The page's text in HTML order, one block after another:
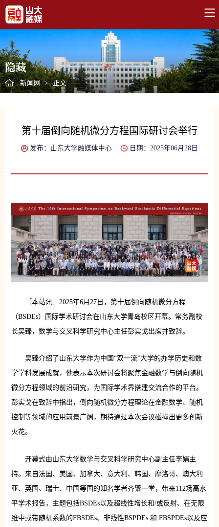
隐藏
新闻网 > 正文
第十届倒向随机微分方程国际研讨会举行
发布：山东大学融媒体中心 日期：2025年06月28日
［本站讯］2025年6月27日，第十届倒向随机微分方程
（BSDEs）国际学术研讨会在山东大学青岛校区开幕。 常务副校
长吴臻， 数学与交叉科学研究中心主任彭实戈出席并致辞。
吴臻介绍了山东大学作为中国“双一流”大学的办学历史和数
学学科发展成就，他表示本次研讨会将聚焦金融数学与倒向随机
微分方程领域的前沿研究，为国际学术界搭建交流合作的平台。
彭实戈在致辞中指出，倒向随机微分方程理论在金融数学、随机
控制等领域的应用前景广阔，期待通过本次会议碰撞出更多创新
火花。
开幕式由山东大学数学与交叉科学研究中心副主任李娟主
持。 来自法国、美国、加拿大、意大利、韩国、摩洛哥、澳大利
亚、英国、瑞士、中国等国的知名学者齐聚一堂，带来112场高水
平学术报告， 主题包括BSDEs以及超线性增长和/或反射、在无限
维中或带随机系数的FBSDEs、非线性BSPDEs 和 FBSPDEs以及应